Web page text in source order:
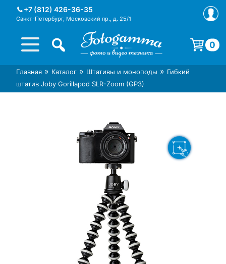
+7 (812) 426-36-35
Санкт-Петербург, Московский пр., д. 25/1
Интернет-магазин фототехники
Foto-Gamma в СПб
Магазин фотоаксессуаров foto-
gamma.ru
0
Корзина пуста.
Главная » Каталог » Штативы и моноподы » Гибкий
штатив Joby Gorillapod SLR-Zoom (GP3)